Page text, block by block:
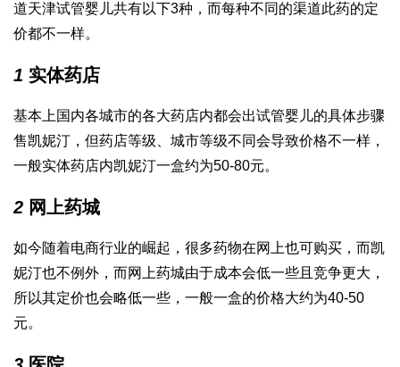
道天津试管婴儿共有以下3种，而每种不同的渠道此药的定
价都不一样。
1 实体药店
基本上国内各城市的各大药店内都会出试管婴儿的具体步骤
售凯妮汀，但药店等级、城市等级不同会导致价格不一样，
一般实体药店内凯妮汀一盒约为50-80元。
2 网上药城
如今随着电商行业的崛起，很多药物在网上也可购买，而凯
妮汀也不例外，而网上药城由于成本会低一些且竞争更大，
所以其定价也会略低一些，一般一盒的价格大约为40-50
元。